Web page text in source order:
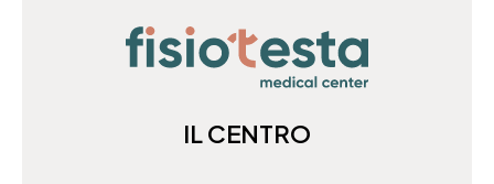
IL CENTRO